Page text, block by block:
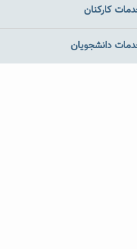
کارکنان
دانشجویان